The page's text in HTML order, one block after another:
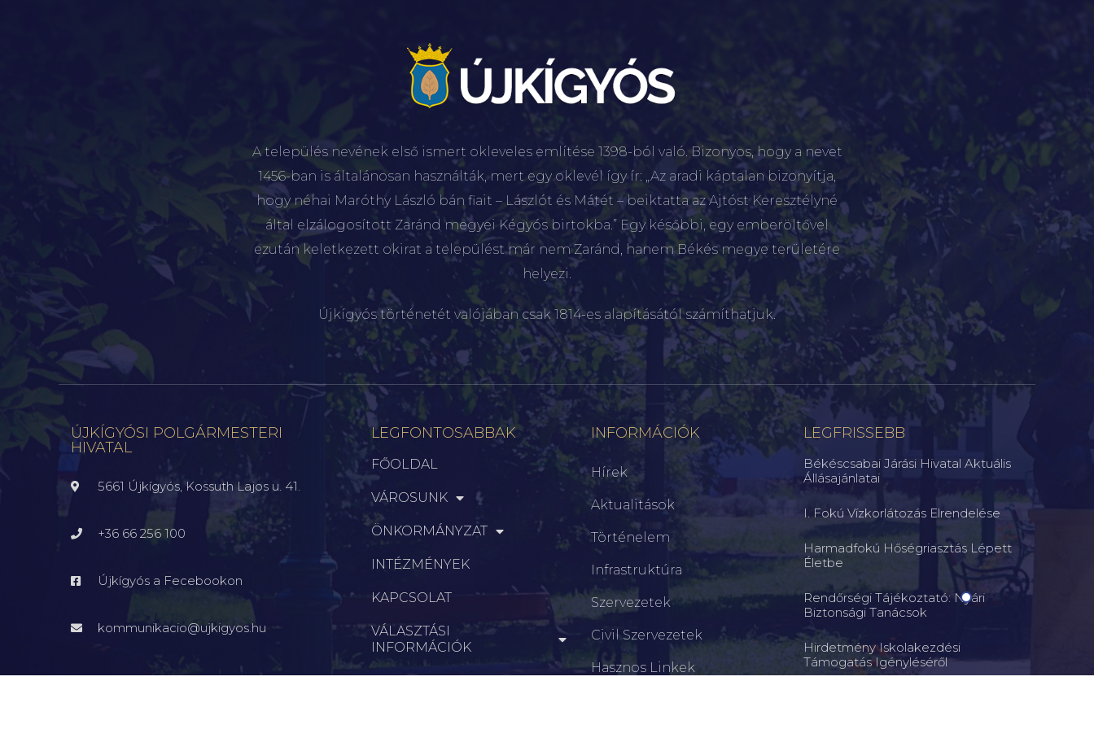
A település nevének első ismert okleveles említése 1398-ból való. Bizonyos, hogy a nevet
1456-ban is általánosan használták, mert egy oklevél így ír: „Az aradi káptalan bizonyítja,
hogy néhai Maróthy László bán fiait – Lászlót és Mátét – beiktatta az Ajtóst Keresztélyné
által elzálogosított Zaránd megyei Kégyós birtokba.” Egy későbbi, egy emberöltővel
ezután keletkezett okirat a települést már nem Zaránd, hanem Békés megye területére
helyezi.
Újkígyós történetét valójában csak 1814-es alapításától számíthatjuk.
ÚJKÍGYÓSI POLGÁRMESTERI
HIVATAL
5661 Újkígyós, Kossuth Lajos u. 41.
+36 66 256 100
Újkígyós a Fecebookon
kommunikacio@ujkigyos.hu
LEGFONTOSABBAK
FŐOLDAL
VÁROSUNK
ÖNKORMÁNYZAT
INTÉZMÉNYEK
KAPCSOLAT
VÁLASZTÁSI
INFORMÁCIÓK
INFORMÁCIÓK
Hírek
Aktualitások
Történelem
Infrastruktúra
Szervezetek
Civil Szervezetek
Hasznos Linkek
LEGFRISSEBB
Békéscsabai Járási Hivatal Aktuális
Állásajánlatai
I. Fokú Vízkorlátozás Elrendelése
Harmadfokú Hőségriasztás Lépett
Életbe
Rendőrségi Tájékoztató: Nyári
Biztonsági Tanácsok
Hirdetmény Iskolakezdési
Támogatás Igényléséről